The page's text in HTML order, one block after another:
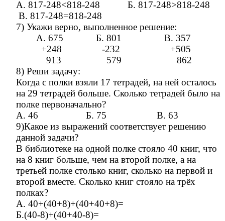
А. 817-248<818-248 Б. 817-248>818-248
В. 817-248=818-248
7) Укажи верно, выполненное решение:
А. 675 Б. 801 В. 357
+248 -232 +505
913 579 862
8) Реши задачу:
Когда с полки взяли 17 тетрадей, на ней осталось
на 29 тетрадей больше. Сколько тетрадей было на
полке первоначально?
А. 46 Б. 75 В. 63
9)Какое из выражений соответствует решению
данной задачи?
В библиотеке на одной полке стояло 40 книг, что
на 8 книг больше, чем на второй полке, а на
третьей полке столько книг, сколько на первой и
второй вместе. Сколько книг стояло на трёх
полках?
А. 40+(40+8)+(40+40+8)=
Б.(40-8)+(40+40-8)=